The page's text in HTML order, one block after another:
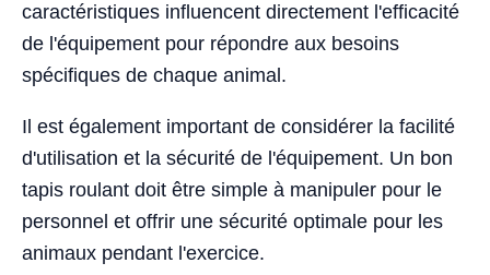
caractéristiques influencent directement l'efficacité
de l'équipement pour répondre aux besoins
spécifiques de chaque animal.
Il est également important de considérer la facilité
d'utilisation et la sécurité de l'équipement. Un bon
tapis roulant doit être simple à manipuler pour le
personnel et offrir une sécurité optimale pour les
animaux pendant l'exercice.